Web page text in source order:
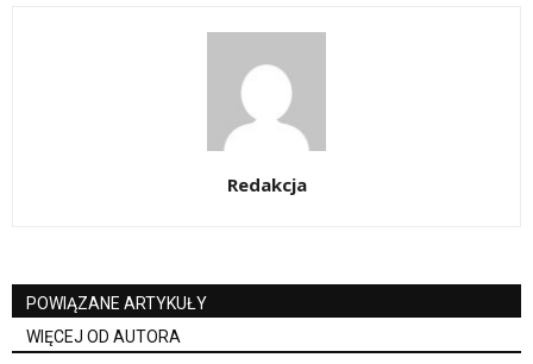
Redakcja
POWIĄZANE ARTYKUŁY
WIĘCEJ OD AUTORA